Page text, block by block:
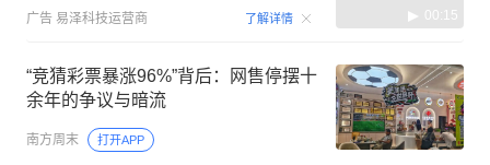
广告 易泽科技运营商 了解详情 00:15
“竞猜彩票暴涨96%”背后：网售停摆十
余年的争议与暗流
南方周末 打开APP